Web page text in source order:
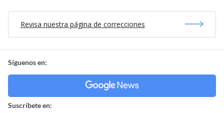
Revisa nuestra página de correcciones
Síguenos en:
Suscríbete en: